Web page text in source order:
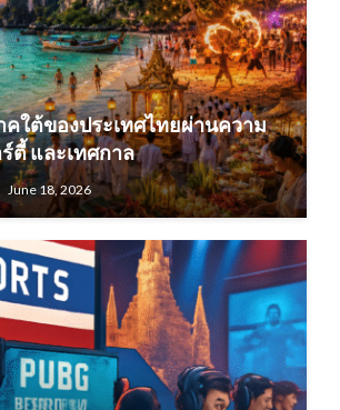
ใต้ของประเทศไทยผ่านความ
ตี้ และเทศกาล
June 18, 2026